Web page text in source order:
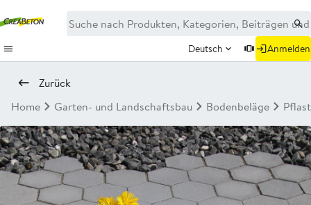
Deutsch Anmelden
Zurück
Home
Garten- und Landschaftsbau Bodenbeläge